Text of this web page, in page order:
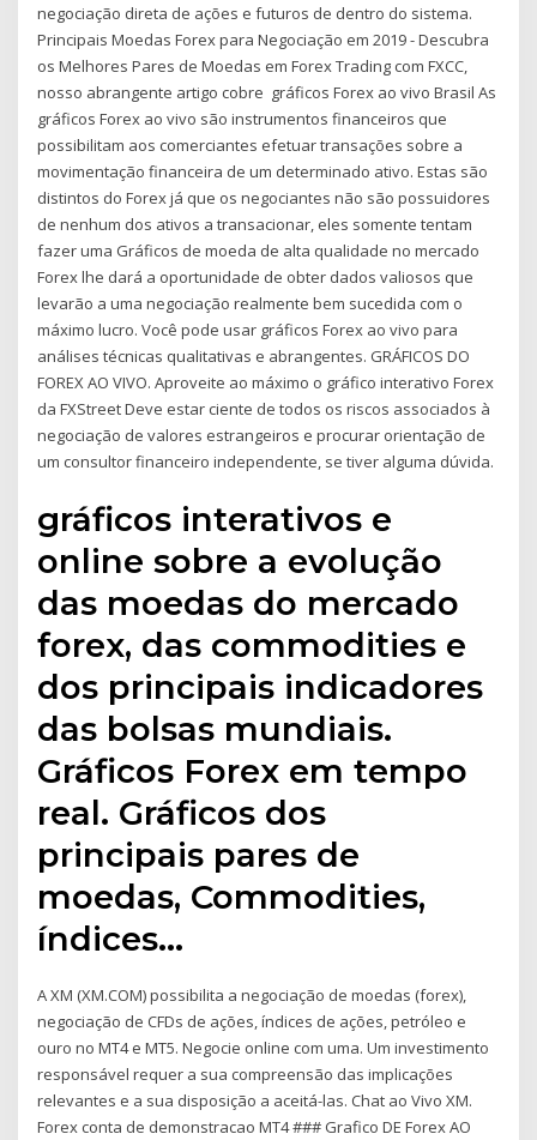
negociação direta de ações e futuros de dentro do sistema.
Principais Moedas Forex para Negociação em 2019 - Descubra
os Melhores Pares de Moedas em Forex Trading com FXCC,
nosso abrangente artigo cobre gráficos Forex ao vivo Brasil As
gráficos Forex ao vivo são instrumentos financeiros que
possibilitam aos comerciantes efetuar transações sobre a
movimentação financeira de um determinado ativo. Estas são
distintos do Forex já que os negociantes não são possuidores
de nenhum dos ativos a transacionar, eles somente tentam
fazer uma Gráficos de moeda de alta qualidade no mercado
Forex lhe dará a oportunidade de obter dados valiosos que
levarão a uma negociação realmente bem sucedida com o
máximo lucro. Você pode usar gráficos Forex ao vivo para
análises técnicas qualitativas e abrangentes. GRÁFICOS DO
FOREX AO VIVO. Aproveite ao máximo o gráfico interativo Forex
da FXStreet Deve estar ciente de todos os riscos associados à
negociação de valores estrangeiros e procurar orientação de
um consultor financeiro independente, se tiver alguma dúvida.
gráficos interativos e
online sobre a evolução
das moedas do mercado
forex, das commodities e
dos principais indicadores
das bolsas mundiais.
Gráficos Forex em tempo
real. Gráficos dos
principais pares de
moedas, Commodities,
índices…
A XM (XM.COM) possibilita a negociação de moedas (forex),
negociação de CFDs de ações, índices de ações, petróleo e
ouro no MT4 e MT5. Negocie online com uma. Um investimento
responsável requer a sua compreensão das implicações
relevantes e a sua disposição a aceitá-las. Chat ao Vivo XM.
Forex conta de demonstracao MT4 ### Grafico DE Forex AO